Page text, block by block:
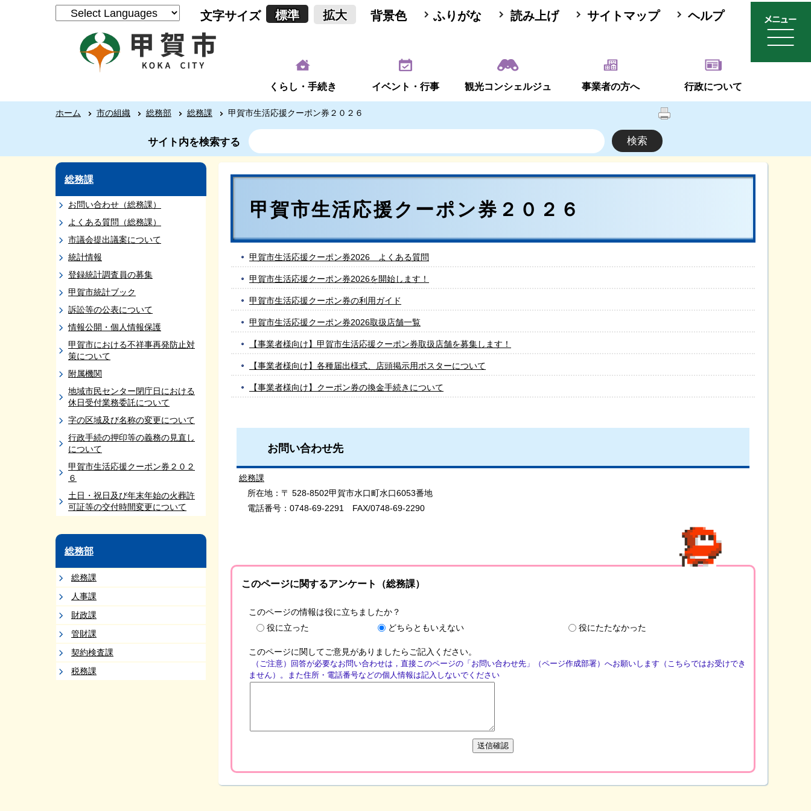
文字サイズ 標準 拡大 背景色 ふりがな 読み上げ サイトマップ ヘルプ
くらし・手続き イベント・行事 観光コンシェルジュ 事業者の方へ 行政について
ホーム 市の組織 総務部 総務課 甲賀市生活応援クーポン券２０２６
サイト内を検索する
総務課
お問い合わせ（総務課）
よくある質問（総務課）
市議会提出議案について
統計情報
登録統計調査員の募集
甲賀市統計ブック
訴訟等の公表について
情報公開・個人情報保護
甲賀市における不祥事再発防止対
策について
附属機関
地域市民センター閉庁日における
休日受付業務委託について
字の区域及び名称の変更について
行政手続の押印等の義務の見直し
について
甲賀市生活応援クーポン券２０２
６
土日・祝日及び年末年始の火葬許
可証等の交付時間変更について
総務部
総務課
人事課
財政課
管財課
契約検査課
税務課
甲賀市生活応援クーポン券２０２６
甲賀市生活応援クーポン券2026 よくある質問
甲賀市生活応援クーポン券2026を開始します！
甲賀市生活応援クーポン券の利用ガイド
甲賀市生活応援クーポン券2026取扱店舗一覧
【事業者様向け】甲賀市生活応援クーポン券取扱店舗を募集します！
【事業者様向け】各種届出様式、店頭掲示用ポスターについて
【事業者様向け】クーポン券の換金手続きについて
お問い合わせ先
総務課
所在地：〒 528-8502甲賀市水口町水口6053番地
電話番号：0748-69-2291 FAX/0748-69-2290
このページに関するアンケート（総務課）
このページの情報は役に立ちましたか？
役に立った
どちらともいえない 役にたたなかった
このページに関してご意見がありましたらご記入ください。
（ご注意）回答が必要なお問い合わせは，直接このページの「お問い合わせ先」（ページ作成部署）へお願いします（こちらではお受けでき
ません）。また住所・電話番号などの個人情報は記入しないでください